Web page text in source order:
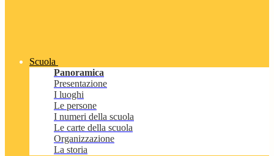
Scuola
Panoramica
Presentazione
I luoghi
Le persone
I numeri della scuola
Le carte della scuola
Organizzazione
La storia